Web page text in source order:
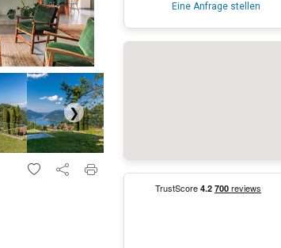
❯
Eine Anfrage stellen